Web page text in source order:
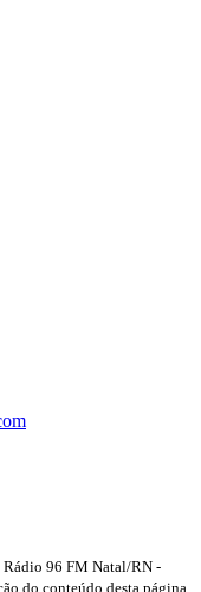
96 FM Natal/RN -
do conteúdo desta página